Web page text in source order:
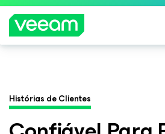
LEIA
MAIS
plataforma. Controle total.
Histórias de Clientes